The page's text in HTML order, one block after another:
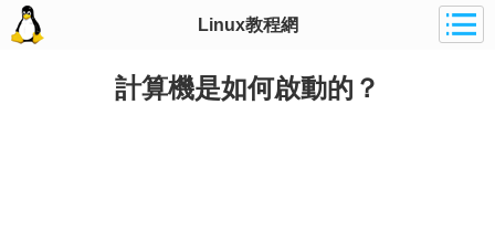
Linux教程網
計算機是如何啟動的？